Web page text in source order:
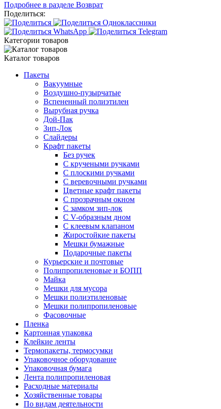
Подробнее в разделе Возврат
Поделиться:
Категории товаров
Каталог товаров
Пакеты
Вакуумные
Воздушно-пузырчатые
Вспененный полиэтилен
Вырубная ручка
Дой-Пак
Зип-Лок
Слайдеры
Крафт пакеты
Без ручек
С кручеными ручками
С плоскими ручками
С веревочными ручками
Цветные крафт пакеты
С прозрачным окном
С замком зип-лок
С V-образным дном
С клеевым клапаном
Жиростойкие пакеты
Мешки бумажные
Подарочные пакеты
Курьерские и почтовые
Полипропиленовые и БОПП
Майка
Мешки для мусора
Мешки полиэтиленовые
Мешки полипропиленовые
Фасовочные
Пленка
Картонная упаковка
Клейкие ленты
Термопакеты, термосумки
Упаковочное оборудование
Упаковочная бумага
Лента полипропиленовая
Расходные материалы
Хозяйственные товары
По видам деятельности